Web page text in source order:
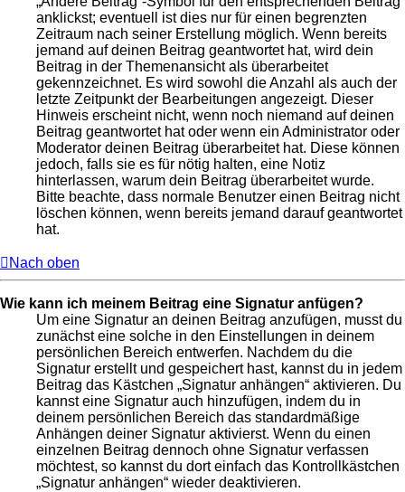
anklickst; eventuell ist dies nur für einen begrenzten
Zeitraum nach seiner Erstellung möglich. Wenn bereits
jemand auf deinen Beitrag geantwortet hat, wird dein
Beitrag in der Themenansicht als überarbeitet
gekennzeichnet. Es wird sowohl die Anzahl als auch der
letzte Zeitpunkt der Bearbeitungen angezeigt. Dieser
Hinweis erscheint nicht, wenn noch niemand auf deinen
Beitrag geantwortet hat oder wenn ein Administrator oder
Moderator deinen Beitrag überarbeitet hat. Diese können
jedoch, falls sie es für nötig halten, eine Notiz
hinterlassen, warum dein Beitrag überarbeitet wurde.
Bitte beachte, dass normale Benutzer einen Beitrag nicht
löschen können, wenn bereits jemand darauf geantwortet
hat.
Nach oben
Wie kann ich meinem Beitrag eine Signatur anfügen?
Um eine Signatur an deinen Beitrag anzufügen, musst du
zunächst eine solche in den Einstellungen in deinem
persönlichen Bereich entwerfen. Nachdem du die
Signatur erstellt und gespeichert hast, kannst du in jedem
Beitrag das Kästchen „Signatur anhängen“ aktivieren. Du
kannst eine Signatur auch hinzufügen, indem du in
deinem persönlichen Bereich das standardmäßige
Anhängen deiner Signatur aktivierst. Wenn du einen
einzelnen Beitrag dennoch ohne Signatur verfassen
möchtest, so kannst du dort einfach das Kontrollkästchen
„Signatur anhängen“ wieder deaktivieren.